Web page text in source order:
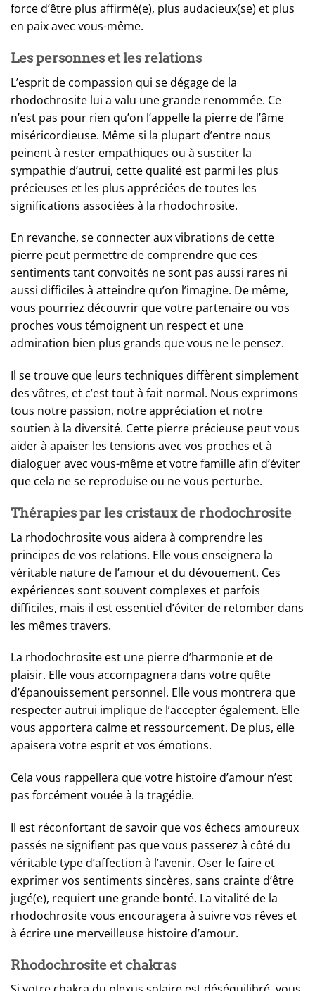
force d’être plus affirmé(e), plus audacieux(se) et plus
en paix avec vous-même.
Les personnes et les relations
L’esprit de compassion qui se dégage de la
rhodochrosite lui a valu une grande renommée. Ce
n’est pas pour rien qu’on l’appelle la pierre de l’âme
miséricordieuse. Même si la plupart d’entre nous
peinent à rester empathiques ou à susciter la
sympathie d’autrui, cette qualité est parmi les plus
précieuses et les plus appréciées de toutes les
significations associées à la rhodochrosite.
En revanche, se connecter aux vibrations de cette
pierre peut permettre de comprendre que ces
sentiments tant convoités ne sont pas aussi rares ni
aussi difficiles à atteindre qu’on l’imagine. De même,
vous pourriez découvrir que votre partenaire ou vos
proches vous témoignent un respect et une
admiration bien plus grands que vous ne le pensez.
Il se trouve que leurs techniques diffèrent simplement
des vôtres, et c’est tout à fait normal. Nous exprimons
tous notre passion, notre appréciation et notre
soutien à la diversité. Cette pierre précieuse peut vous
aider à apaiser les tensions avec vos proches et à
dialoguer avec vous-même et votre famille afin d’éviter
que cela ne se reproduise ou ne vous perturbe.
Thérapies par les cristaux de rhodochrosite
La rhodochrosite vous aidera à comprendre les
principes de vos relations. Elle vous enseignera la
véritable nature de l’amour et du dévouement. Ces
expériences sont souvent complexes et parfois
difficiles, mais il est essentiel d’éviter de retomber dans
les mêmes travers.
La rhodochrosite est une pierre d’harmonie et de
plaisir. Elle vous accompagnera dans votre quête
d’épanouissement personnel. Elle vous montrera que
respecter autrui implique de l’accepter également. Elle
vous apportera calme et ressourcement. De plus, elle
apaisera votre esprit et vos émotions.
Cela vous rappellera que votre histoire d’amour n’est
pas forcément vouée à la tragédie.
Il est réconfortant de savoir que vos échecs amoureux
passés ne signifient pas que vous passerez à côté du
véritable type d’affection à l’avenir. Oser le faire et
exprimer vos sentiments sincères, sans crainte d’être
jugé(e), requiert une grande bonté. La vitalité de la
rhodochrosite vous encouragera à suivre vos rêves et
à écrire une merveilleuse histoire d’amour.
Rhodochrosite et chakras